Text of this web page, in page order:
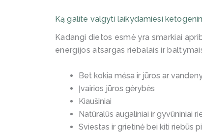
Ką galite valgyti laikydamiesi
Kadangi dietos esmė yra smarkiai
energijos atsargas riebalais ir
Bet kokia mėsa ir jūros ar
Įvairios jūros gėrybės
Kiaušiniai
Natūralūs augaliniai ir gyvūniniai
Sviestas ir grietinė bei kiti riebūs